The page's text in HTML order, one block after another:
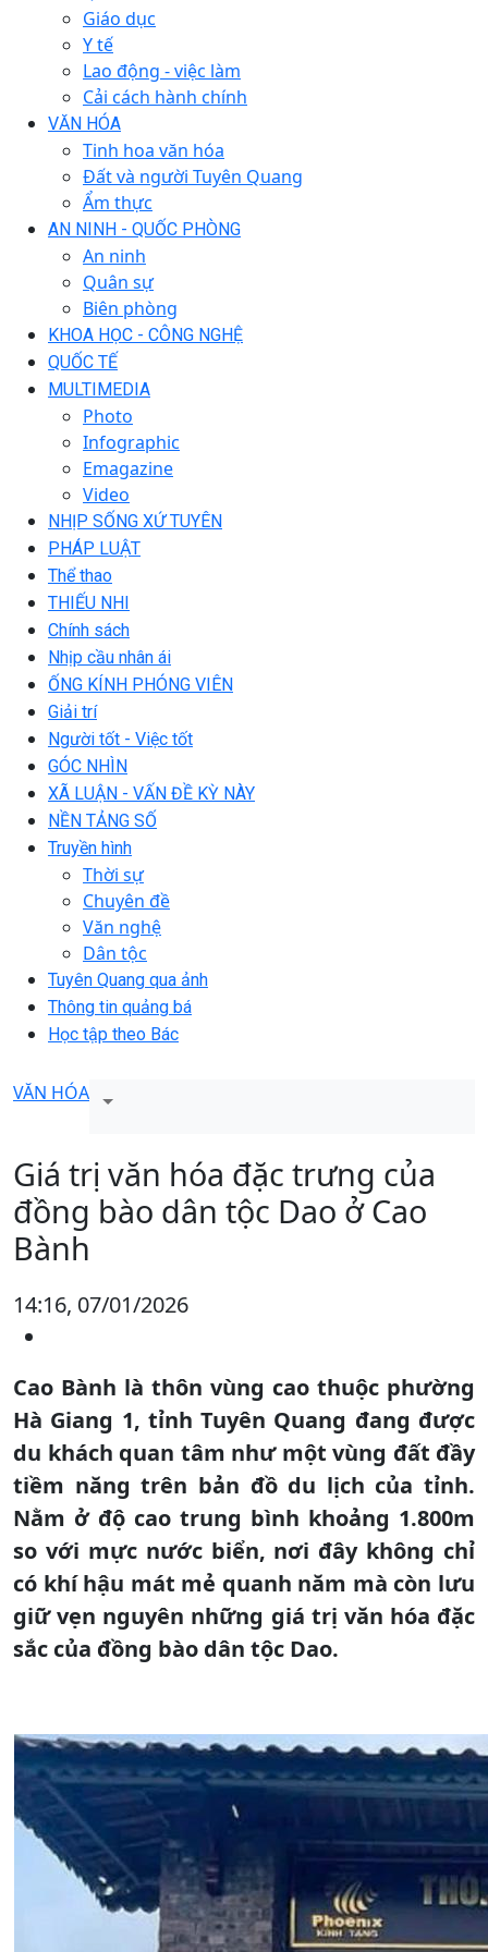
Giáo dục
Y tế
Lao động - việc làm
Cải cách hành chính
VĂN HÓA
Tinh hoa văn hóa
Đất và người Tuyên Quang
Ẩm thực
AN NINH - QUỐC PHÒNG
An ninh
Quân sự
Biên phòng
KHOA HỌC - CÔNG NGHỆ
QUỐC TẾ
MULTIMEDIA
Photo
Infographic
Emagazine
Video
NHỊP SỐNG XỨ TUYÊN
PHÁP LUẬT
Thể thao
THIẾU NHI
Chính sách
Nhịp cầu nhân ái
ỐNG KÍNH PHÓNG VIÊN
Giải trí
Người tốt - Việc tốt
GÓC NHÌN
XÃ LUẬN - VẤN ĐỀ KỲ NÀY
NỀN TẢNG SỐ
Truyền hình
Thời sự
Chuyên đề
Văn nghệ
Dân tộc
Tuyên Quang qua ảnh
Thông tin quảng bá
Học tập theo Bác
VĂN HÓA
Giá trị văn hóa đặc trưng của
đồng bào dân tộc Dao ở Cao
Bành
14:16, 07/01/2026
Cao Bành là thôn vùng cao thuộc phường
Hà Giang 1, tỉnh Tuyên Quang đang được
du khách quan tâm như một vùng đất đầy
tiềm năng trên bản đồ du lịch của tỉnh.
Nằm ở độ cao trung bình khoảng 1.800m
so với mực nước biển, nơi đây không chỉ
có khí hậu mát mẻ quanh năm mà còn lưu
giữ vẹn nguyên những giá trị văn hóa đặc
sắc của đồng bào dân tộc Dao.